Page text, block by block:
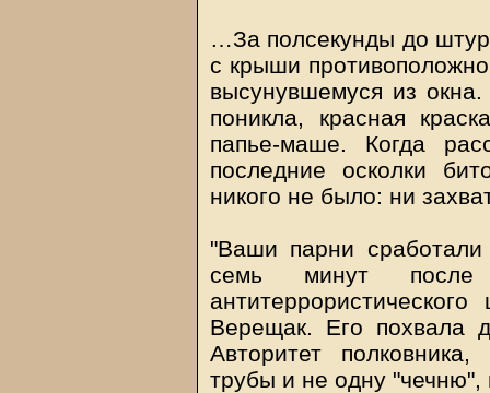
…За полсекунды до
с крыши
высунувшемуся из
поникла, красная
папье-маше. Когда
последние осколки
никого не было: ни
"Ваши парни сработали
семь минут после
Верещак. Его похвала
Авторитет
трубы и не одну "чечню",